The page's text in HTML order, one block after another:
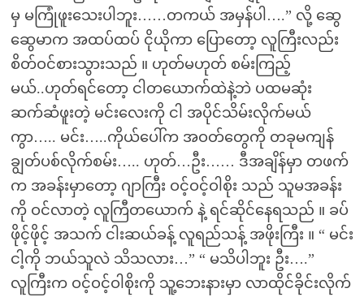
မှ မကြုံဖူးသေးပါဘူး……တကယ် အမှန်ပါ….” လို့ ဆွေ
ဆွေမာက အထပ်ထပ် ငိုယိုကာ ပြောတော့ လူကြီးလည်း
စိတ်ဝင်စားသွားသည် ။ ဟုတ်မဟုတ် စမ်းကြည့်
မယ်..ဟုတ်ရင်တော့ ငါတယောက်ထဲနဲ့ဘဲ ပထမဆုံး
ဆက်ဆံဖူးတဲ့ မင်းလေးကို ငါ အပိုင်သိမ်းလိုက်မယ်
ကွာ….. မင်း…..ကိုယ်ပေါ်က အဝတ်တွေကို တခုမကျန်
ချွတ်ပစ်လိုက်စမ်း….. ဟုတ်…ဦး…… ဒီအချိန်မှာ တဖက်
က အခန်းမှာတော့ ဂျာကြီး ဝင့်ဝင့်ဝါစိုး သည် သူမအခန်း
ကို ဝင်လာတဲ့ လူကြီတယောက် နဲ့ ရင်ဆိုင်နေရသည် ။ ခပ်
ဖိုင့်ဖိုင့် အသက် ငါးဆယ်ခန့် လူရည်သန့် အဖိုးကြီး ။ “ မင်း
ငါ့ကို ဘယ်သူလဲ သိသလား…” “ မသိပါဘူး ဦး….”
လူကြီးက ဝင့်ဝင့်ဝါစိုးကို သူ့ဘေးနားမှာ လာထိုင်ခိုင်းလိုက်